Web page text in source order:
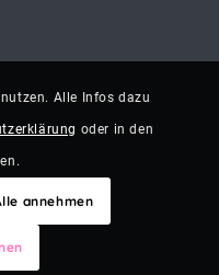
Alle Infos dazu
oder in den
annehmen